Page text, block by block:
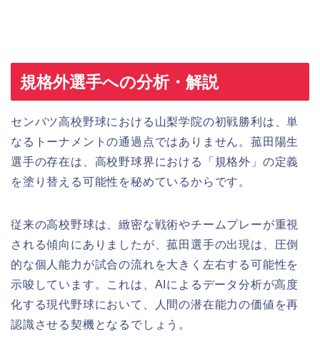
規格外選手への分析・解説
センバツ高校野球における山梨学院の初戦勝利は、単
なるトーナメントの通過点ではありません。菰田陽生
選手の存在は、高校野球界における「規格外」の定義
を塗り替える可能性を秘めているからです。
従来の高校野球は、緻密な戦術やチームプレーが重視
される傾向にありましたが、菰田選手の出現は、圧倒
的な個人能力が試合の流れを大きく左右する可能性を
示唆しています。これは、AIによるデータ分析が高度
化する現代野球において、人間の潜在能力の価値を再
認識させる契機となるでしょう。